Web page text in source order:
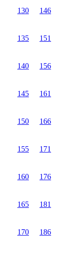
130 146
135 151
140 156
145 161
150 166
155 171
160 176
165 181
170 186